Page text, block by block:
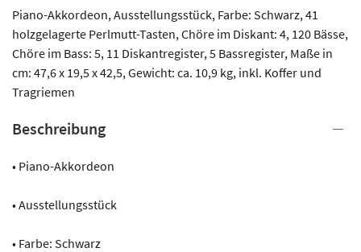
Piano-Akkordeon, Ausstellungsstück, Farbe: Schwarz, 41
holzgelagerte Perlmutt-Tasten, Chöre im Diskant: 4, 120 Bässe,
Chöre im Bass: 5, 11 Diskantregister, 5 Bassregister, Maße in
cm: 47,6 x 19,5 x 42,5, Gewicht: ca. 10,9 kg, inkl. Koffer und
Tragriemen
Beschreibung
• Piano-Akkordeon
• Ausstellungsstück
• Farbe: Schwarz